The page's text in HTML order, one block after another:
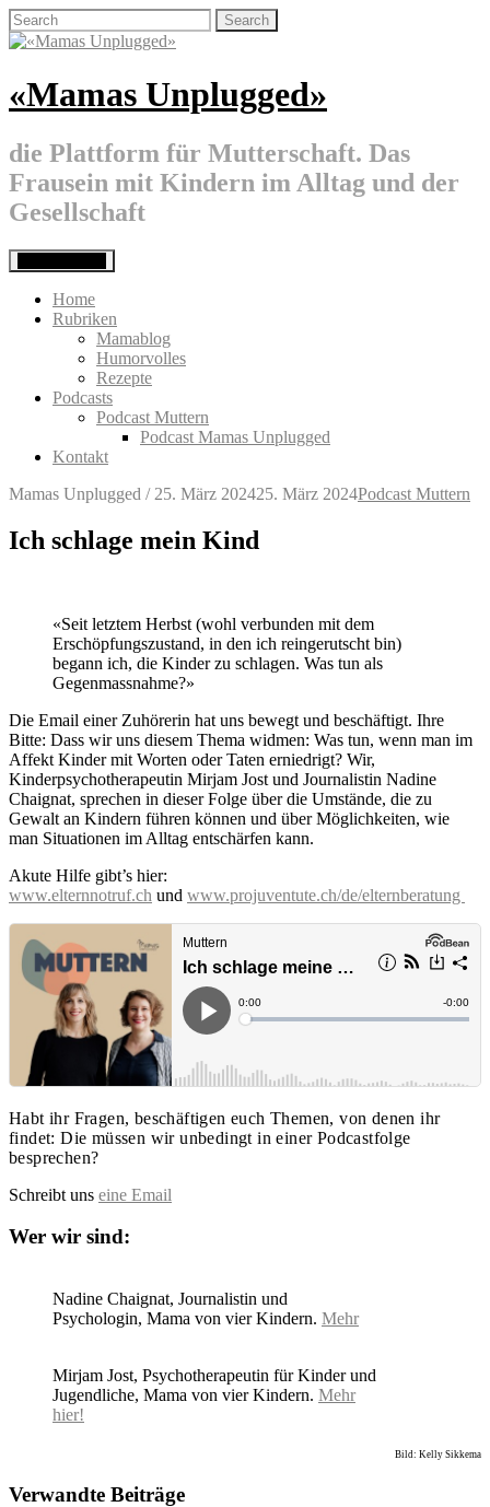
Skip
to
Search
for:
«Mamas Unplugged»
die Plattform für Mutterschaft. Das
Frausein mit Kindern im Alltag und der
Gesellschaft
Home
Rubriken
Mamablog
Humorvolles
Rezepte
Podcasts
Podcast Muttern
Podcast Mamas Unplugged
Kontakt
Mamas Unplugged / 25. März 202425. März 2024Podcast Muttern
Ich schlage mein Kind
«Seit letztem Herbst (wohl verbunden mit dem
Erschöpfungszustand, in den ich reingerutscht bin)
begann ich, die Kinder zu schlagen. Was tun als
Gegenmassnahme?»
Die Email einer Zuhörerin hat uns bewegt und beschäftigt. Ihre
Bitte: Dass wir uns diesem Thema widmen: Was tun, wenn man im
Affekt Kinder mit Worten oder Taten erniedrigt? Wir,
Kinderpsychotherapeutin Mirjam Jost und Journalistin Nadine
Chaignat, sprechen in dieser Folge über die Umstände, die zu
Gewalt an Kindern führen können und über Möglichkeiten, wie
man Situationen im Alltag entschärfen kann.
Akute Hilfe gibt’s hier:
www.elternnotruf.ch und www.projuventute.ch/de/elternberatung
Habt ihr Fragen, beschäftigen euch Themen, von denen ihr
findet: Die müssen wir unbedingt in einer Podcastfolge
besprechen?
Schreibt uns eine Email
Wer wir sind:
Nadine Chaignat, Journalistin und
Psychologin, Mama von vier Kindern. Mehr
Mirjam Jost, Psychotherapeutin für Kinder und
Jugendliche, Mama von vier Kindern. Mehr
hier!
Bild: Kelly Sikkema
Verwandte Beiträge